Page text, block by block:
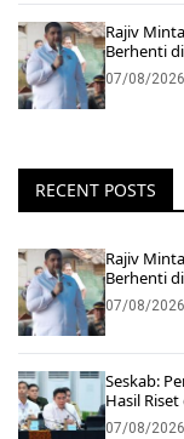
Rajiv
Berhenti
07/08/2026
RECENT POSTS
Rajiv
Berhenti
07/08/2026
Seskab:
Hasil
07/08/2026